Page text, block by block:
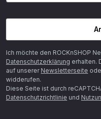
Ich möchte den ROCKnSHOP
Datenschutzerklärung erhalten.
auf unserer Newsletterseite
widderufen.
Diese Seite ist durch
Datenschutzrichtlinie und